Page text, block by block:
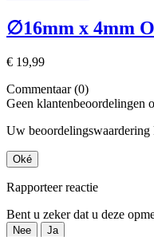
∅16mm x 4mm
€ 19,99
Commentaar (0)
Geen klantenbeoordelingen
Uw
Oké
Rapporteer reactie
Bent u zeker dat u deze
Nee Ja